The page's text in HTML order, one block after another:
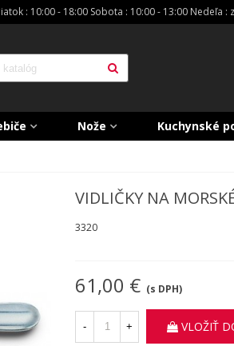
: 10:00 - 18:00 Sobota : 10:00 - 13:00 Nedeľa :
Nože Kuchynské
VIDLIČKY NA
3320
61,00 € (s DPH)
- + VLOŽIŤ